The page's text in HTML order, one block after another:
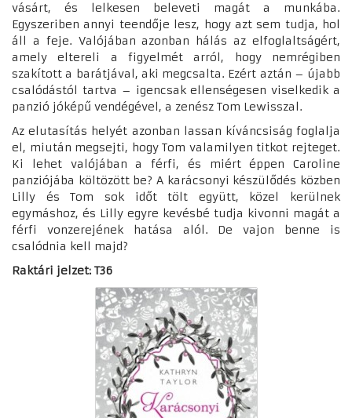
vásárt, és lelkesen beleveti magát a munkába.
Egyszeriben annyi teendője lesz, hogy azt sem tudja, hol
áll a feje. Valójában azonban hálás az elfoglaltságért,
amely eltereli a figyelmét arról, hogy nemrégiben
szakított a barátjával, aki megcsalta. Ezért aztán – újabb
csalódástól tartva – igencsak ellenségesen viselkedik a
panzió jóképű vendégével, a zenész Tom Lewisszal.
Az elutasítás helyét azonban lassan kíváncsiság foglalja
el, miután megsejti, hogy Tom valamilyen titkot rejteget.
Ki lehet valójában a férfi, és miért éppen Caroline
panziójába költözött be? A karácsonyi készülődés közben
Lilly és Tom sok időt tölt együtt, közel kerülnek
egymáshoz, és Lilly egyre kevésbé tudja kivonni magát a
férfi vonzerejének hatása alól. De vajon benne is
csalódnia kell majd?
Raktári jelzet: T36